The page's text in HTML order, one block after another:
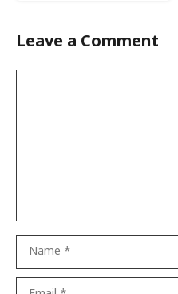
Leave a Comment